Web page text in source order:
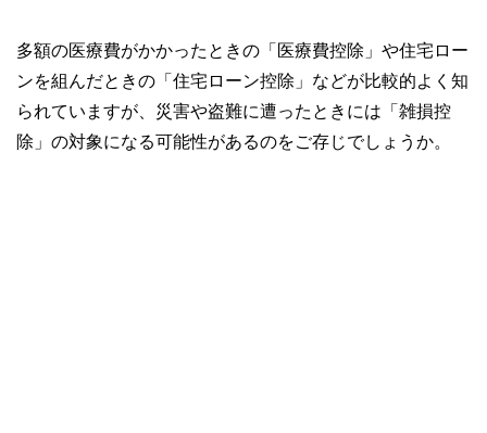
多額の医療費がかかったときの「医療費控除」や住宅ロー
ンを組んだときの「住宅ローン控除」などが比較的よく知
られていますが、災害や盗難に遭ったときには「雑損控
除」の対象になる可能性があるのをご存じでしょうか。